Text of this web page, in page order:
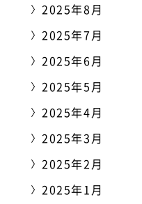
2025年8月
2025年7月
2025年6月
2025年5月
2025年4月
2025年3月
2025年2月
2025年1月